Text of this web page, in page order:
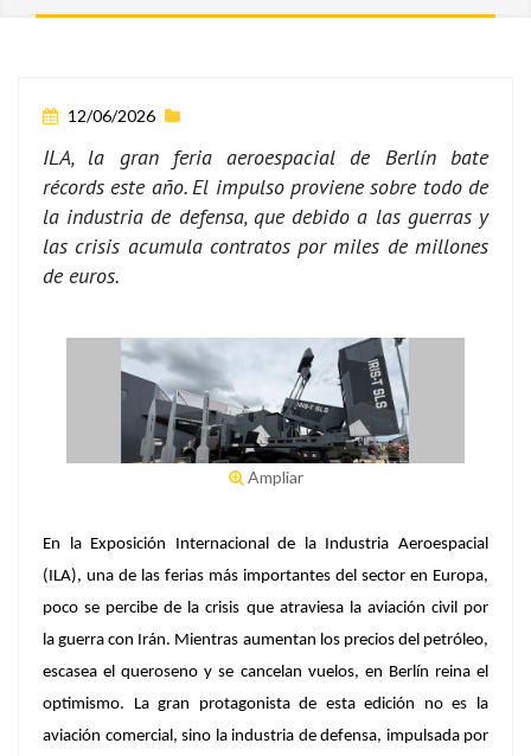
12/06/2026
ILA, la gran feria aeroespacial de Berlín bate
récords este año. El impulso proviene sobre todo de
la industria de defensa, que debido a las guerras y
las crisis acumula contratos por miles de millones
de euros.
Ampliar
En la Exposición Internacional de la Industria Aeroespacial
(ILA), una de las ferias más importantes del sector en Europa,
poco se percibe de la crisis que atraviesa la aviación civil por
la guerra con Irán. Mientras aumentan los precios del petróleo,
escasea el queroseno y se cancelan vuelos, en Berlín reina el
optimismo. La gran protagonista de esta edición no es la
aviación comercial, sino la industria de defensa, impulsada por